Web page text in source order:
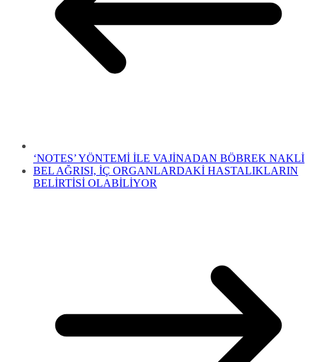
‘NOTES’ YÖNTEMİ İLE VAJİNADAN BÖBREK NAKLİ
BEL AĞRISI, İÇ ORGANLARDAKİ HASTALIKLARIN
BELİRTİSİ OLABİLİYOR